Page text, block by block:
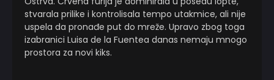
stvarala prilike i kontrolisala tempo utakmice, ali nije
uspela da pronađe put do mreže. Upravo zbog toga
izabranici Luisa de la Fuentea danas nemaju mnogo
prostora za novi kiks.